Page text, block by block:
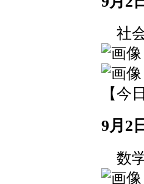
社
【今
9月2
数